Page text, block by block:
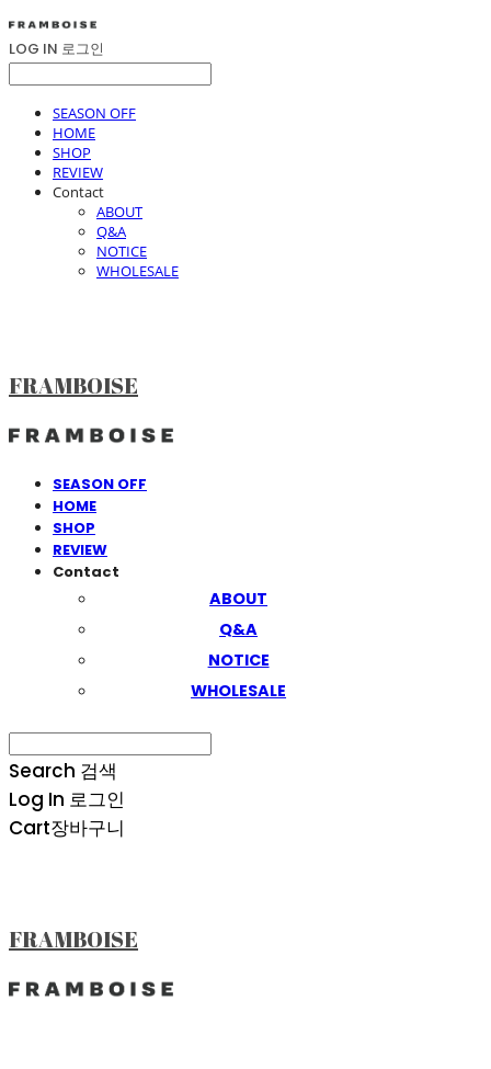
LOG IN 로그인
SEASON OFF
HOME
SHOP
REVIEW
Contact
ABOUT
Q&A
NOTICE
WHOLESALE
FRAMBOISE
SEASON OFF
HOME
SHOP
REVIEW
Contact
ABOUT
Q&A
NOTICE
WHOLESALE
Search 검색
Log In 로그인
Cart장바구니
FRAMBOISE